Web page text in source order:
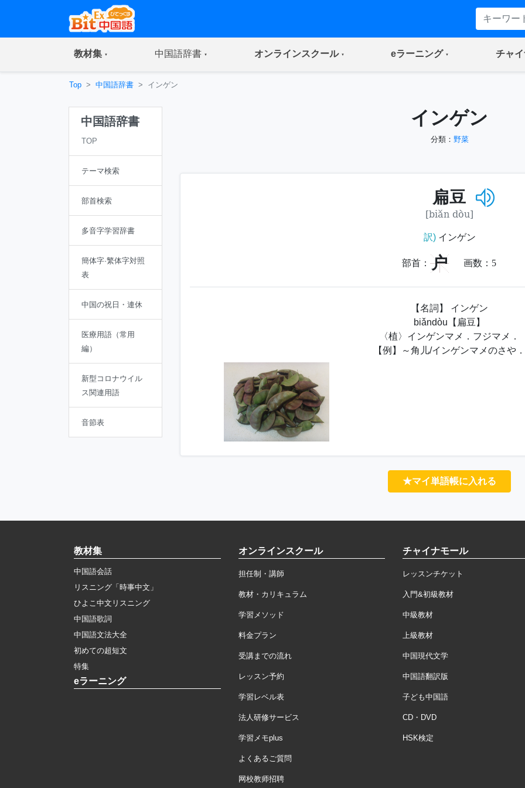
教材集(current) 中国語辞書(current) オンラインスクール(current) eラーニング(current) チャ
Top 中国語辞書 インゲン
中国語辞書
TOP
テーマ検索
部首検索
多音字学習辞書
簡体字·繁体字対照
表
中国の祝日・連休
医療用語（常用
編）
新型コロナウイル
ス関連用語
音節表
インゲン
分類： 野菜
扁豆
[biǎn dòu]
訳)インゲン
部首： 户 画数： 5
【名詞】 インゲン
biǎndòu【扁豆】
〈植〉インゲンマメ．フジマメ．
【例】～角儿/インゲンマメのさや．
★マイ単語帳に入れる
教材集
中国語会話
リスニング「時事中文」
ひよこ中文リスニング
中国語歌詞
中国語文法大全
初めての超短文
特集
eラーニング
オンラインスクール
担任制・講師
教材・カリキュラム
学習メソッド
料金プラン
受講までの流れ
レッスン予約
学習レベル表
法人研修サービス
学習メモplus
よくあるご質問
网校教师招聘
チャイナモール
レッスンチケット
入門&初級教材
中級教材
上級教材
中国現代文学
中国語翻訳版
子ども中国語
CD・DVD
HSK検定